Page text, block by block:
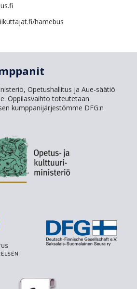
hamebus
Opetushallitus ja Aue-säätiö
Oppilasvaihto toteutetaan
kumppanijärjestömme DFG:n